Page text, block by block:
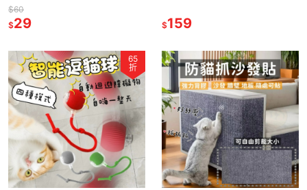
荷 貓草玩具 貓抱枕 貓草玩具 逗
貓玩具 貓草魚
$60
$29
具 逗貓棒 羽毛逗貓玩具
$159
65
折